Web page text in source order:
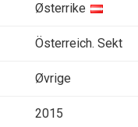
Østerrike
Österreich. Sekt
Øvrige
2015